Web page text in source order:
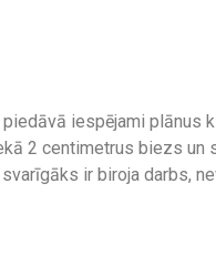
iespējami plānus
2 centimetrus biezs un
ir biroja darbs,